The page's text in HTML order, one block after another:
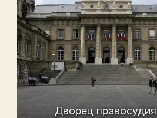
Дворец правосудия